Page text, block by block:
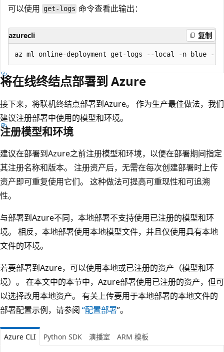
可以使用 get-logs 命令查看此输出：
azurecli 复制
将在线终结点部署到 Azure
接下来，将联机终结点部署到Azure。 作为生产最佳做法，我们
建议注册部署中使用的模型和环境。
注册模型和环境
建议在部署到Azure之前注册模型和环境，以便在部署期间指定
其注册名称和版本。 注册资产后，无需在每次创建部署时上传
资产即可重复使用它们。 这种做法可提高可重现性和可追溯
性。
与部署到Azure不同，本地部署不支持使用已注册的模型和环
境。 相反，本地部署使用本地模型文件，并且仅使用具有本地
文件的环境。
若要部署到Azure，可以使用本地或已注册的资产（模型和环
境）。 在本文中的本节中，Azure部署使用已注册的资产，但可
以选择改用本地资产。 有关上传要用于本地部署的本地文件的
部署配置示例，请参阅 “配置部署”。
Azure CLI Python SDK 演播室 ARM 模板